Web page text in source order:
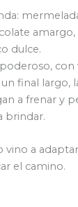
dulce.
final largo,
a frenar y
brindar.
vino a
el camino.